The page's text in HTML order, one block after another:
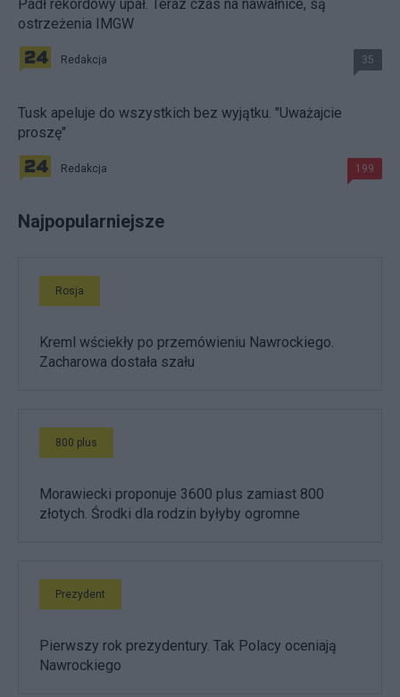
Padł rekordowy upał. Teraz czas na nawałnice, są
ostrzeżenia IMGW
Redakcja 35
Tusk apeluje do wszystkich bez wyjątku. "Uważajcie
proszę"
Redakcja 199
Najpopularniejsze
Rosja
Kreml wściekły po przemówieniu Nawrockiego.
Zacharowa dostała szału
800 plus
Morawiecki proponuje 3600 plus zamiast 800
złotych. Środki dla rodzin byłyby ogromne
Prezydent
Pierwszy rok prezydentury. Tak Polacy oceniają
Nawrockiego